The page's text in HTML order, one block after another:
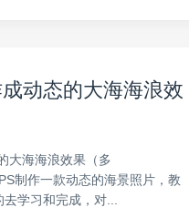
动态的大海海浪效
大海海浪效果（多
制作一款动态的海景照片，教
学习和完成，对...